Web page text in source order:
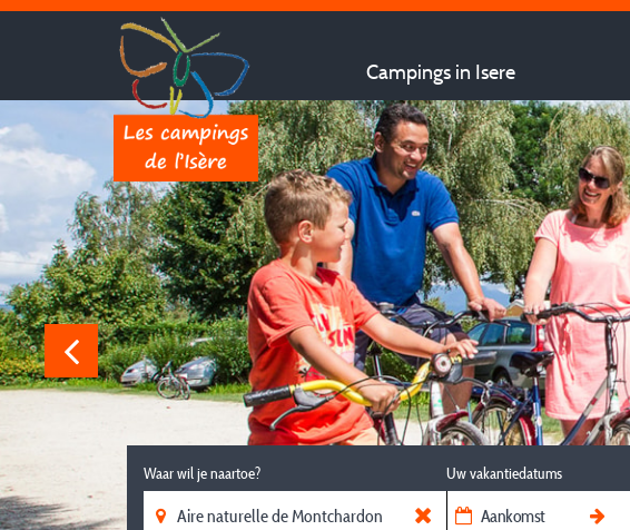
Campings in Isere
Waar wil je naartoe? Uw vakantiedatums